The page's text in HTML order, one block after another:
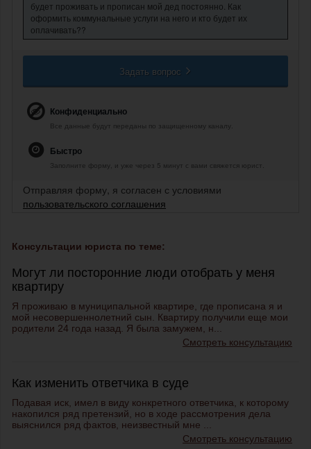
будет проживать и прописан мой дед постоянно. Как
оформить коммунальные услуги на него и кто будет их
оплачивать??
Задать вопрос
Конфиденциально
Все данные будут переданы по защищенному каналу.
Быстро
Заполните форму, и уже через 5 минут с вами свяжется юрист.
Отправляя форму, я согласен с условиями
пользовательского соглашения
Консультации юриста по теме:
Могут ли посторонние люди отобрать у меня
квартиру
Я проживаю в муниципальной квартире, где прописана я и
мой несовершеннолетний сын. Квартиру получили еще мои
родители 24 года назад. Я была замужем, н...
Смотреть консультацию
Как изменить ответчика в суде
Подавая иск, имел в виду конкретного ответчика, к которому
накопился ряд претензий, но в ходе рассмотрения дела
выяснился ряд фактов, неизвестный мне ...
Смотреть консультацию